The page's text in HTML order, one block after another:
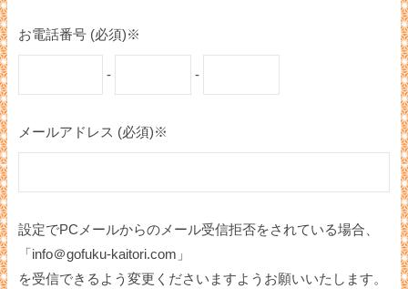
お電話番号 (必須)※
- -
メールアドレス (必須)※
設定でPCメールからのメール受信拒否をされている場合、
「info＠gofuku-kaitori.com」
を受信できるよう変更くださいますようお願いいたします。